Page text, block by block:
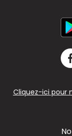
Cliquez-ici pour